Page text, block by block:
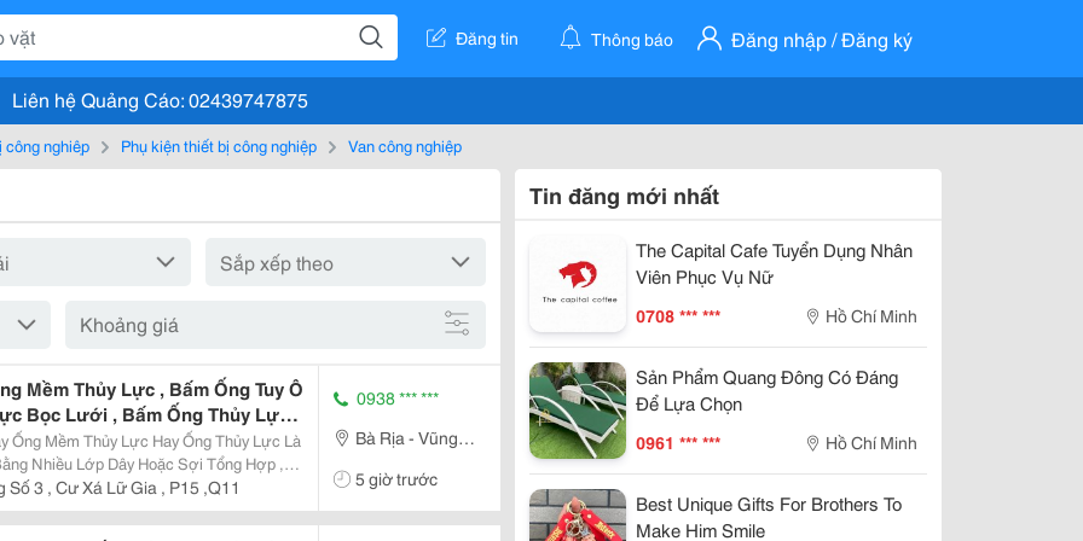
Đăng tin Thông báo Đăng nhập / Đăng ký
Liên hệ Quảng Cáo: 02439747875
nghiệp Phụ kiện thiết bị công nghiệp Van công nghiệp
Khoảng giá
Mềm Thủy Lực , Bấm Ống Tuy Ô
Bọc Lưới , Bấm Ống Thủy Lực
, Bấm Ống Thủy Lực 1Sn ,
Ống Thủy Lực 4Sn
Nhiều Lớp Dây Hoặc Sợi Tổng Hợp ,
Thủy Lực Trong Hệ Thống Thủy Lực.
Lực...
3 , Cư Xá Lữ Gia , P15 ,Q11
0938 *** ***
Bà Rịa - Vũng
5 giờ trước
Tin đăng mới nhất
The Capital Cafe Tuyển Dụng Nhân
Viên Phục Vụ Nữ
0708 *** *** Hồ Chí Minh
Sản Phẩm Quang Đông Có Đáng
Để Lựa Chọn
0961 *** *** Hồ Chí Minh
Best Unique Gifts For Brothers To
Make Him Smile